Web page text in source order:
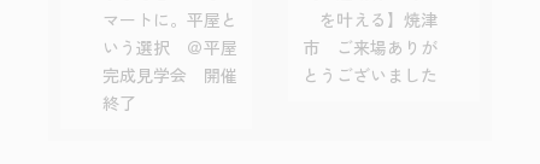
マートに。平屋と
いう選択 ＠平屋
完成見学会 開催
終了
を叶える】焼津
市 ご来場ありが
とうございました